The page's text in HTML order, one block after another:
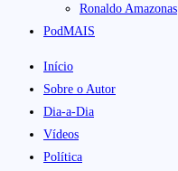
Ronaldo Amazonas
PodMAIS
Início
Sobre o Autor
Dia-a-Dia
Vídeos
Política